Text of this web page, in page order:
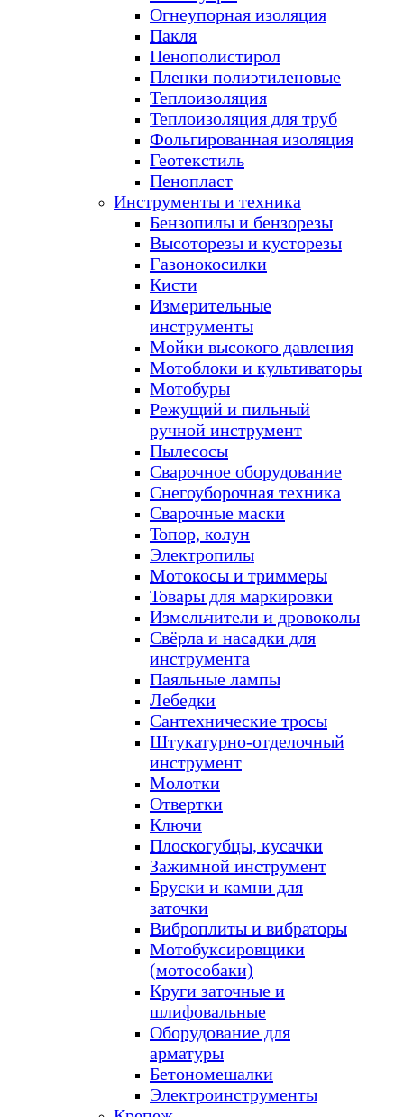
Огнеупорная изоляция
Пакля
Пенополистирол
Пленки полиэтиленовые
Теплоизоляция
Теплоизоляция для труб
Фольгированная изоляция
Геотекстиль
Пенопласт
Инструменты и техника
Бензопилы и бензорезы
Высоторезы и кусторезы
Газонокосилки
Кисти
Измерительные
инструменты
Мойки высокого давления
Мотоблоки и культиваторы
Мотобуры
Режущий и пильный
ручной инструмент
Пылесосы
Сварочное оборудование
Снегоуборочная техника
Сварочные маски
Топор, колун
Электропилы
Мотокосы и триммеры
Товары для маркировки
Измельчители и дровоколы
Свёрла и насадки для
инструмента
Паяльные лампы
Лебедки
Сантехнические тросы
Штукатурно-отделочный
инструмент
Молотки
Отвертки
Ключи
Плоскогубцы, кусачки
Зажимной инструмент
Бруски и камни для
заточки
Виброплиты и вибраторы
Мотобуксировщики
(мотособаки)
Круги заточные и
шлифовальные
Оборудование для
арматуры
Бетономешалки
Электроинструменты